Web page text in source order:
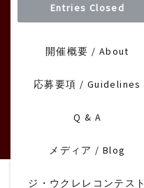
Entries Closed
開催概要 / About
応募要項 / Guidelines
Q & A
メディア / Blog
ジ・ウクレレコンテスト